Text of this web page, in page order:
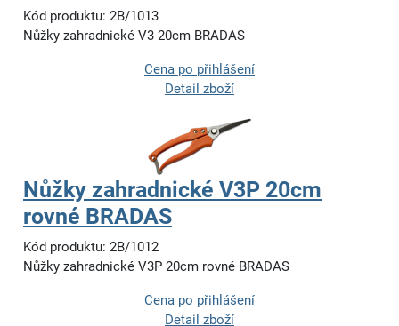
Kód produktu: 2B/1013
Nůžky zahradnické V3 20cm BRADAS
Cena po přihlášení
Detail zboží
Nůžky zahradnické V3P 20cm
rovné BRADAS
Kód produktu: 2B/1012
Nůžky zahradnické V3P 20cm rovné BRADAS
Cena po přihlášení
Detail zboží